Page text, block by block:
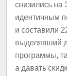
снизились на
идентичным
и составили
выделявший
программы,
а давать